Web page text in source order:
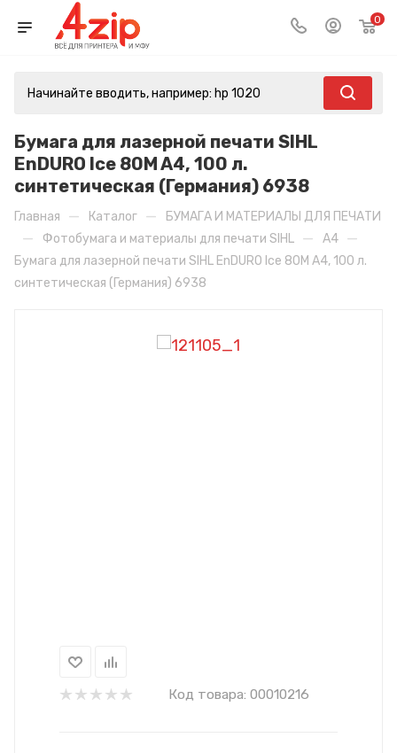
0
Бумага для лазерной печати SIHL
EnDURO Ice 80M A4, 100 л.
синтетическая (Германия) 6938
Главная — Каталог — БУМАГА И МАТЕРИАЛЫ ДЛЯ ПЕЧАТИ
— Фотобумага и материалы для печати SIHL — A4 —
Бумага для лазерной печати SIHL EnDURO Ice 80M A4, 100 л.
синтетическая (Германия) 6938
Код товара: 00010216